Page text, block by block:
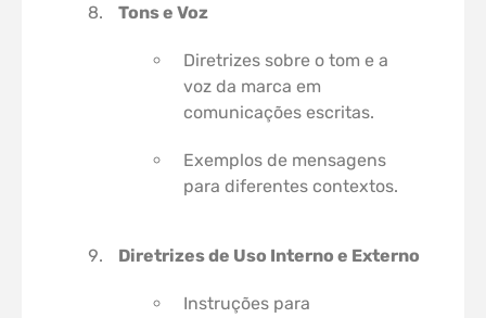
Tons e Voz
Diretrizes sobre o tom e a
voz da marca em
comunicações escritas.
Exemplos de mensagens
para diferentes contextos.
Diretrizes de Uso Interno e Externo
Instruções para